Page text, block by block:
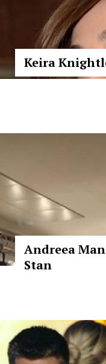
Keira
Andreea
Stan